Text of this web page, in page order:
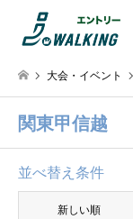
大会・イベント
関東甲信越
並べ替え条件
新しい順